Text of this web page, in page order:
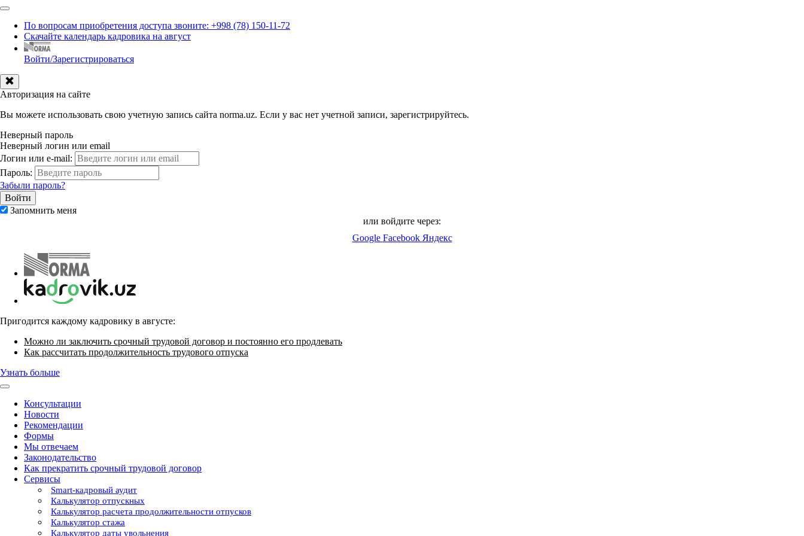
По вопросам приобретения доступа звоните: +998 (78) 150-11-72
Скачайте календарь кадровика на август
Войти/Зарегистрироваться
Авторизация на сайте
Вы можете использовать свою учетную запись сайта norma.uz. Если у вас нет учетной записи, зарегистрируйтесь.
Неверный пароль
Неверный логин или email
Логин или e-mail:
Пароль:
Забыли пароль?
Запомнить меня
или войдите через:
Google Facebook Яндекс
Пригодится каждому кадровику в августе:
Можно ли заключить срочный трудовой договор и постоянно его продлевать
Как рассчитать продолжительность трудового отпуска
Узнать больше
Консультации
Новости
Рекомендации
Формы
Мы отвечаем
Законодательство
Как прекратить срочный трудовой договор
Сервисы
Smart-кадровый аудит
Калькулятор отпускных
Калькулятор расчета продолжительности отпусков
Калькулятор стажа
Калькулятор даты увольнения